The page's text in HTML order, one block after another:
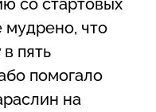
со стартовых
мудрено, что
пять
помогало
на